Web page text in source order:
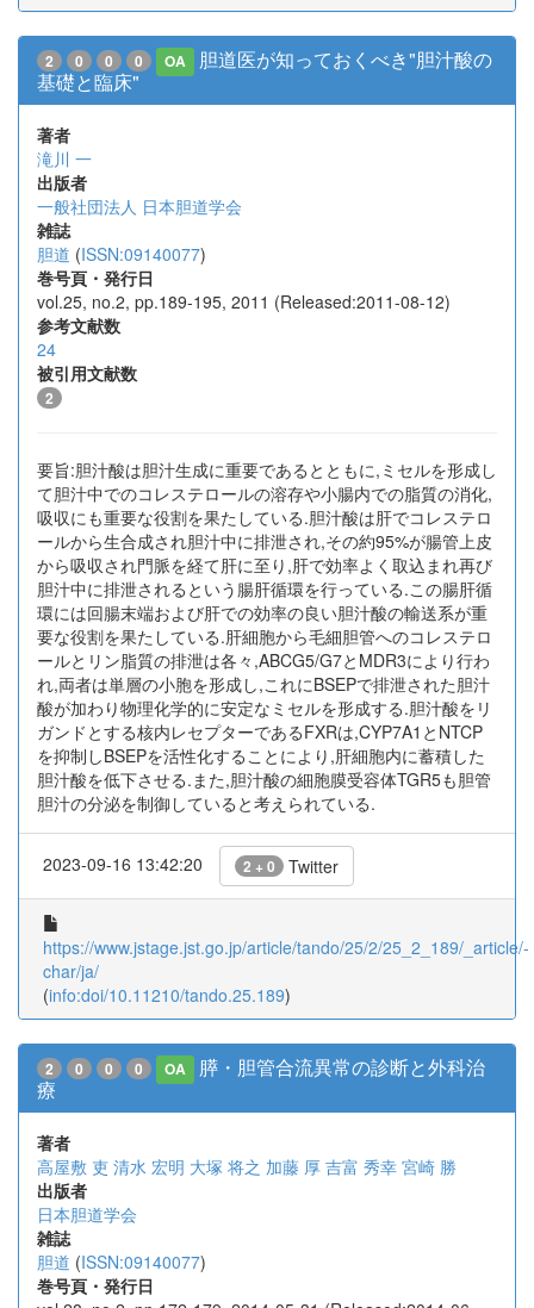
2 0 0 0 OA
胆道医が知っておくべき"胆汁酸の
基礎と臨床"
著者
滝川 一
出版者
一般社団法人 日本胆道学会
雑誌
胆道 (ISSN:09140077)
巻号頁・発行日
vol.25, no.2, pp.189-195, 2011 (Released:2011-08-12)
参考文献数
24
被引用文献数
2
要旨:胆汁酸は胆汁生成に重要であるとともに,ミセルを形成し
て胆汁中でのコレステロールの溶存や小腸内での脂質の消化,
吸収にも重要な役割を果たしている.胆汁酸は肝でコレステロ
ールから生合成され胆汁中に排泄され,その約95%が腸管上皮
から吸収され門脈を経て肝に至り,肝で効率よく取込まれ再び
胆汁中に排泄されるという腸肝循環を行っている.この腸肝循
環には回腸末端および肝での効率の良い胆汁酸の輸送系が重
要な役割を果たしている.肝細胞から毛細胆管へのコレステロ
ールとリン脂質の排泄は各々,ABCG5/G7とMDR3により行わ
れ,両者は単層の小胞を形成し,これにBSEPで排泄された胆汁
酸が加わり物理化学的に安定なミセルを形成する.胆汁酸をリ
ガンドとする核内レセプターであるFXRは,CYP7A1とNTCP
を抑制しBSEPを活性化することにより,肝細胞内に蓄積した
胆汁酸を低下させる.また,胆汁酸の細胞膜受容体TGR5も胆管
胆汁の分泌を制御していると考えられている.
2023-09-16 13:42:20 2 + 0 Twitter
https://www.jstage.jst.go.jp/article/tando/25/2/25_2_189/_article/-
char/ja/
(info:doi/10.11210/tando.25.189)
2 0 0 0 OA
膵・胆管合流異常の診断と外科治
療
著者
高屋敷 吏 清水 宏明 大塚 将之 加藤 厚 吉富 秀幸 宮崎 勝
出版者
日本胆道学会
雑誌
胆道 (ISSN:09140077)
巻号頁・発行日